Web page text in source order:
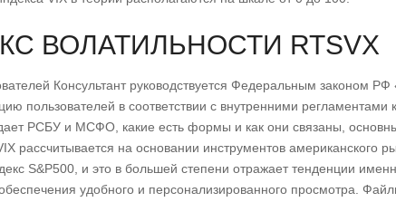
ВОЛАТИЛЬНОСТИ RTSVX
Консультант руководствуется Федеральным законом
пользователей в соответствии с внутренними регламентами
РСБУ и МСФО, какие есть формы и как они связаны,
рассчитывается на основании инструментов американского
S&P500, и это в большей степени отражает тенденции
удобного и персонализированного просмотра.